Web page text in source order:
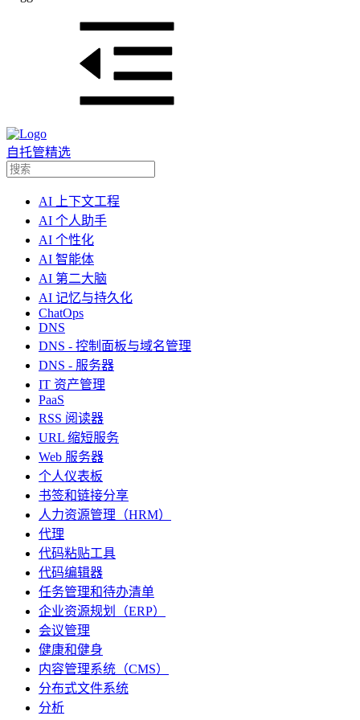
自托管精选
AI 上下文工程
AI 个人助手
AI 个性化
AI 智能体
AI 第二大脑
AI 记忆与持久化
ChatOps
DNS
DNS - 控制面板与域名管理
DNS - 服务器
IT 资产管理
PaaS
RSS 阅读器
URL 缩短服务
Web 服务器
个人仪表板
书签和链接分享
人力资源管理（HRM）
代理
代码粘贴工具
代码编辑器
任务管理和待办清单
企业资源规划（ERP）
会议管理
健康和健身
内容管理系统（CMS）
分布式文件系统
分析